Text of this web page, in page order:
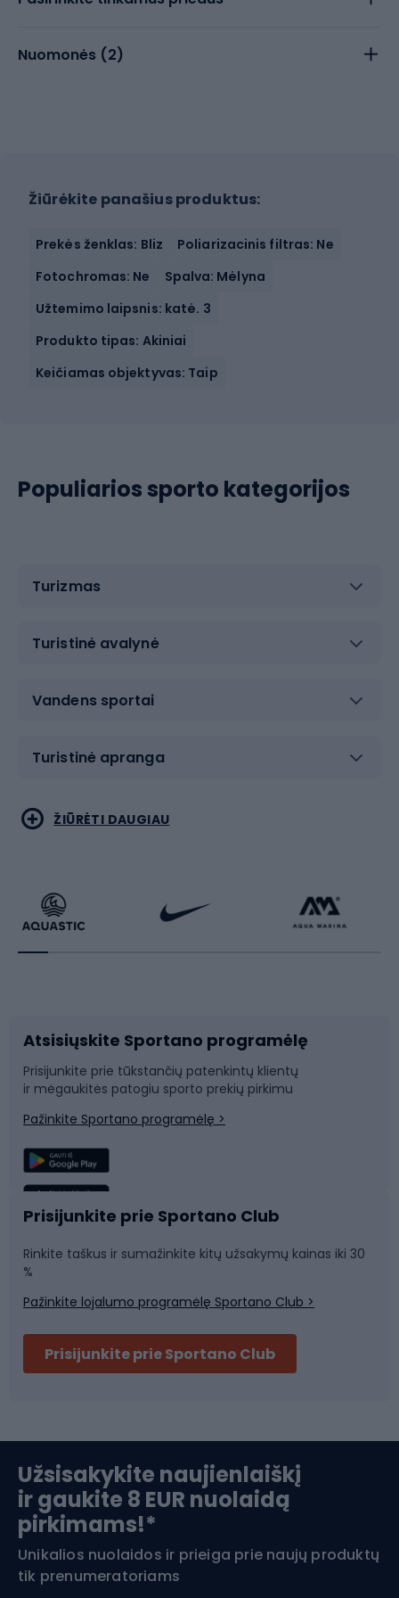
Nuomonės (2)
Žiūrėkite panašius produktus:
Prekės ženklas: Bliz
Poliarizacinis filtras: Ne
Fotochromas: Ne
Spalva: Mėlyna
Užtemimo laipsnis: katė. 3
Produkto tipas: Akiniai
Keičiamas objektyvas: Taip
Populiarios sporto kategorijos
Turizmas
Turistinė avalynė
Vandens sportai
Turistinė apranga
Bėgimas
Dviratininkų apranga
Dviračių dalys
Laipiojimas
Žvejyba
Sportinė medicina
Koviniai sportai
Rakečių sportas
Rogutės ir čiuožynės
Snieglenčių sportas
Plaukimas
Komandinis sportas
Slidinėjimas
Apranga žiemos sportui
Šiaurietiškas ėjimas
ŽIŪRĖTI DAUGIAU
Atsisiųskite Sportano programėlę
Prisijunkite prie tūkstančių patenkintų klientų
ir mėgaukitės patogiu sporto prekių pirkimu
Pažinkite Sportano programėlę >
Prisijunkite prie Sportano Club
Rinkite taškus ir sumažinkite kitų užsakymų kainas iki 30
%
Pažinkite lojalumo programėlę Sportano Club >
Prisijunkite prie Sportano Club
Užsisakykite naujienlaiškį
ir gaukite 8 EUR nuolaidą
pirkimams!*
Unikalios nuolaidos ir prieiga prie naujų produktų
tik prenumeratoriams